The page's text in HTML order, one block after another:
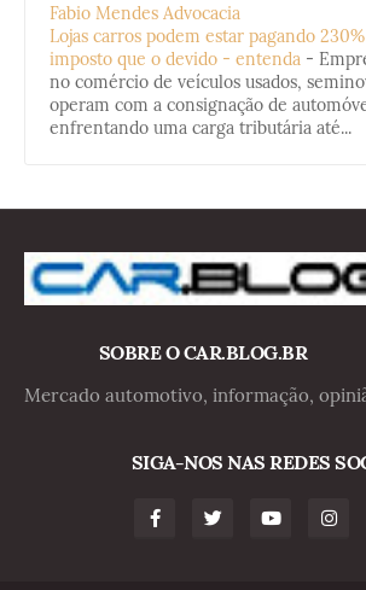
Fabio Mendes Advocacia
Lojas carros podem estar pagando
imposto que o devido - entenda -
no comércio de veículos usados,
operam com a consignação de
enfrentando uma carga tributária até...
SOBRE O CAR.BLOG.BR
Mercado automotivo, informação,
SIGA-NOS NAS REDES